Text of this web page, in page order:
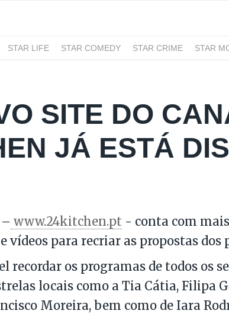
STAR LIFE STAR COMEDY STAR CRIME STAR
SITE DO
JÁ ESTÁ
www.24kitchen.pt - conta com
vídeos para recriar as propostas dos
recordar os programas de todos os
locais como a Tia Cátia, Filipa
Moreira, bem como de Iara